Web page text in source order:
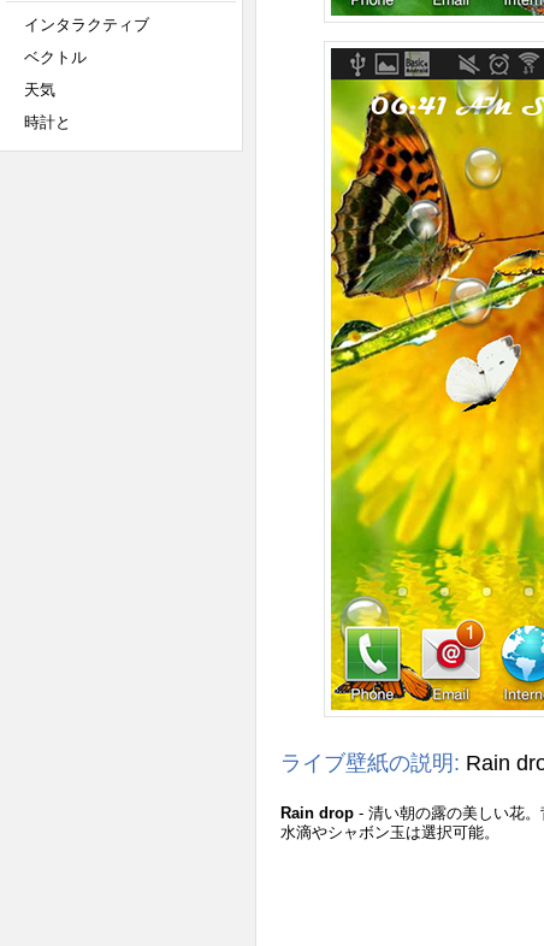
インタラクティブ
ベクトル
天気
時計と
ライブ壁紙の説明: Rain
Rain drop - 清い朝の露の美しい花
水滴やシャボン玉は選択可能。